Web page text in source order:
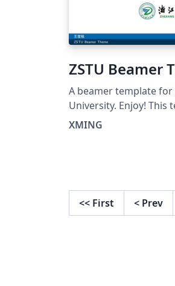
ZSTU Beamer
A beamer template for
University. Enjoy! This
from this template.
XMING
<< First < Prev